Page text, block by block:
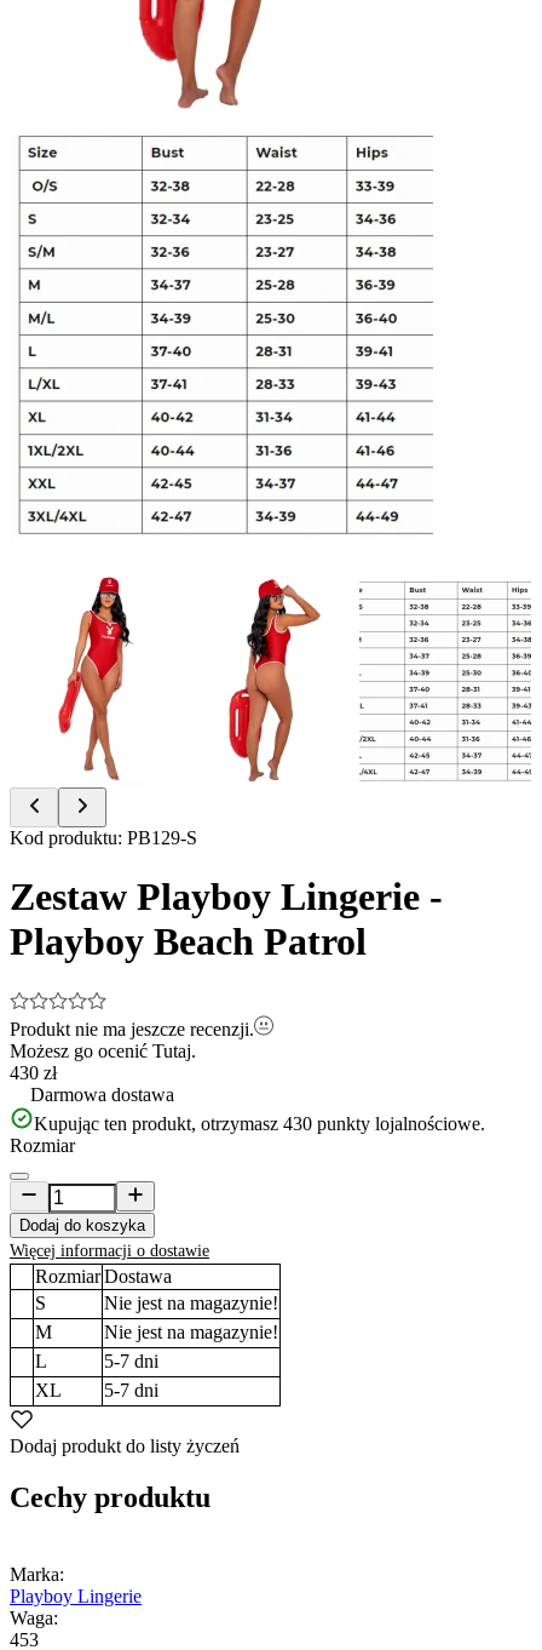
Item
of
3
Kod produktu: PB129-S
Zestaw Playboy Lingerie -
Playboy Beach Patrol
Produkt nie ma jeszcze recenzji.
Możesz go ocenić Tutaj.
430 zł
Darmowa dostawa
Kupując ten produkt, otrzymasz 430 punkty lojalnościowe.
Rozmiar
Dodaj do koszyka
Więcej informacji o dostawie
RozmiarDostawa
S
Nie jest na magazynie!
M
Nie jest na magazynie!
L
5-7 dni
XL
5-7 dni
Dodaj produkt do listy życzeń
Cechy produktu
Marka:
Playboy Lingerie
Waga:
453